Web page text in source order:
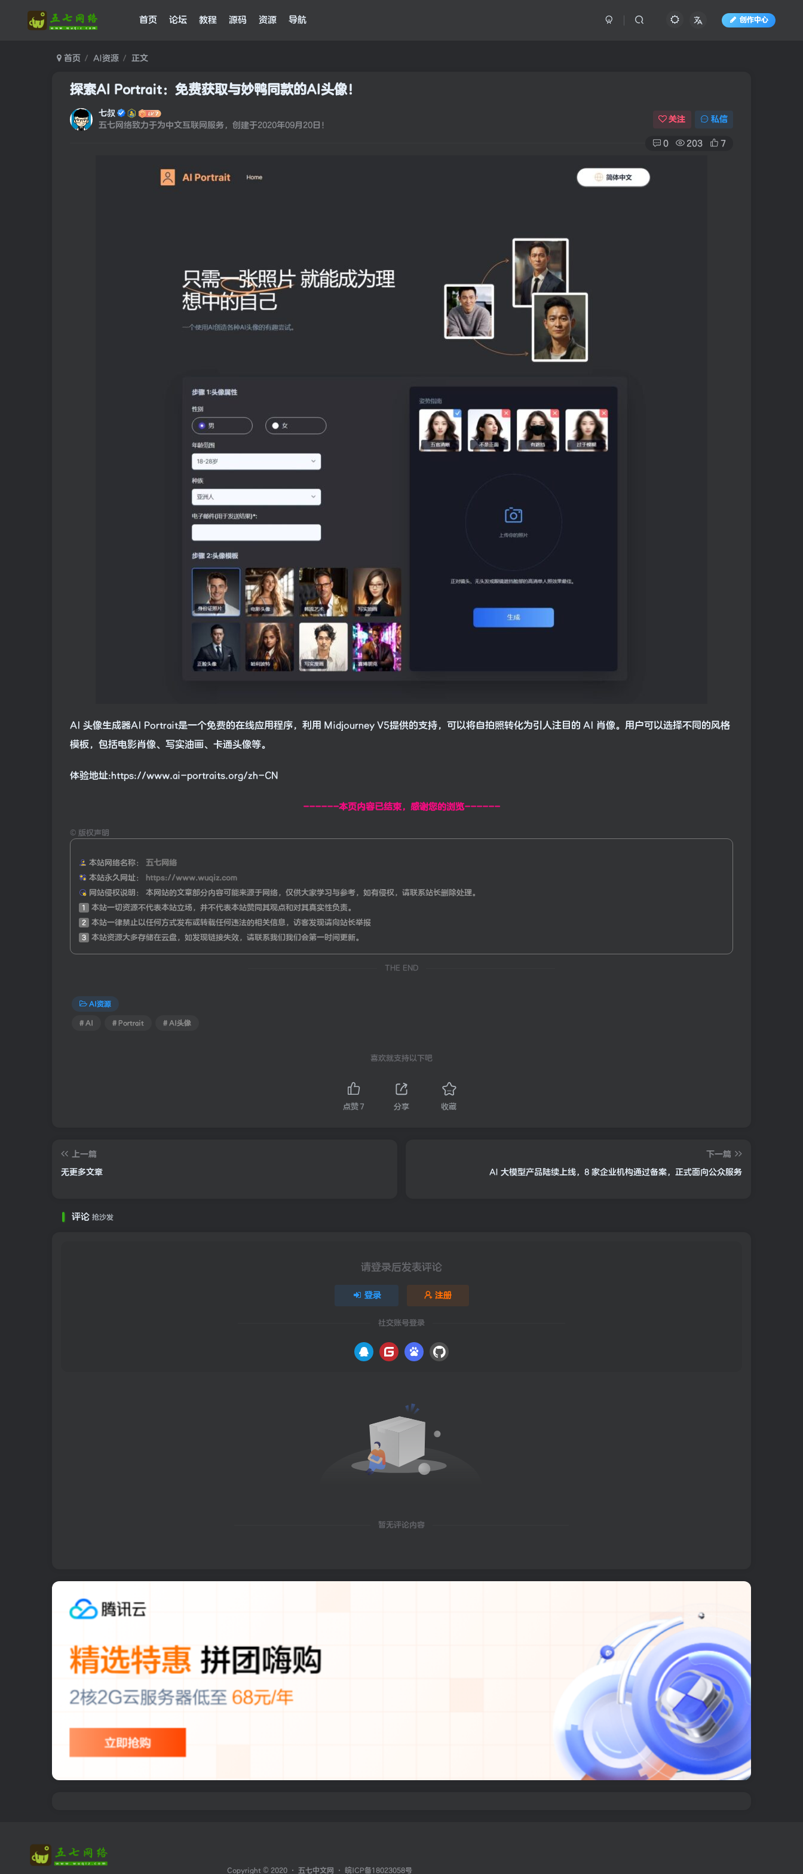
首页 论坛 教程 源码 资源 导航 创作中心
首页 AI资源 正文
探索AI Portrait：免费获取与妙鸭同款的AI头像！
七叔
五七网络致力于为中文互联网服务，创建于2020年09月20日！
关注 私信
0 203 7
AI 头像生成器AI Portrait是一个免费的在线应用程序，利用 Midjourney V5提供的支持，可以将自拍照转化为引人注目的 AI 肖像。用户可以选择不同的风格
模板，包括电影肖像、写实油画、卡通头像等。
体验地址:https://www.ai-portraits.org/zh-CN
------本页内容已结束，感谢您的浏览------
© 版权声明
本站网络名称：
五七网络
本站永久网址：
https://www.wuqiz.com
网站侵权说明：
本网站的文章部分内容可能来源于网络，仅供大家学习与参考，如有侵权，请联系站长删除处理。
1
本站一切资源不代表本站立场，并不代表本站赞同其观点和对其真实性负责。
2
本站一律禁止以任何方式发布或转载任何违法的相关信息，访客发现请向站长举报
3
本站资源大多存储在云盘，如发现链接失效，请联系我们我们会第一时间更新。
THE END
AI资源
# AI # Portrait # AI头像
喜欢就支持以下吧
点赞7 分享 收藏
上一篇
无更多文章
下一篇
AI 大模型产品陆续上线，8 家企业机构通过备案，正式面向公众服务
评论 抢沙发
请登录后发表评论
登录 注册
社交账号登录
暂无评论内容
Copyright © 2020 · 五七中文网 · 皖ICP备18023058号